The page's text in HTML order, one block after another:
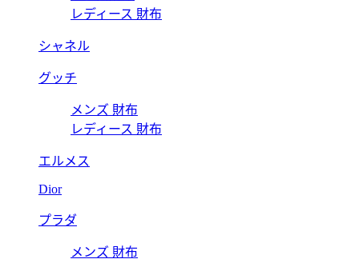
レディース 財布
シャネル
グッチ
メンズ 財布
レディース 財布
エルメス
Dior
プラダ
メンズ 財布